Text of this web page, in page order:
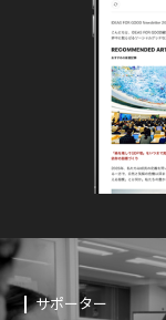
サポーター